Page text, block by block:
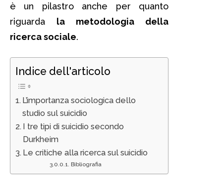
è un pilastro anche per quanto
riguarda la metodologia della
ricerca sociale.
Indice dell'articolo
L’importanza sociologica dello
studio sul suicidio
I tre tipi di suicidio secondo
Durkheim
Le critiche alla ricerca sul suicidio
Bibliografia